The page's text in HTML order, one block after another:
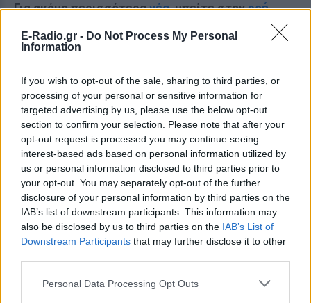
E-Radio.gr - Do Not Process My Personal
Information
If you wish to opt-out of the sale, sharing to third parties, or
processing of your personal or sensitive information for
targeted advertising by us, please use the below opt-out
section to confirm your selection. Please note that after your
opt-out request is processed you may continue seeing
interest-based ads based on personal information utilized by
us or personal information disclosed to third parties prior to
your opt-out. You may separately opt-out of the further
disclosure of your personal information by third parties on the
IAB’s list of downstream participants. This information may
also be disclosed by us to third parties on the IAB’s List of
Downstream Participants that may further disclose it to other
Personal Data Processing Opt Outs
Για ακόμη περισσότερανέα, μπείτε στηνροή
ΔΙΑΦΗΜΙΣΗ